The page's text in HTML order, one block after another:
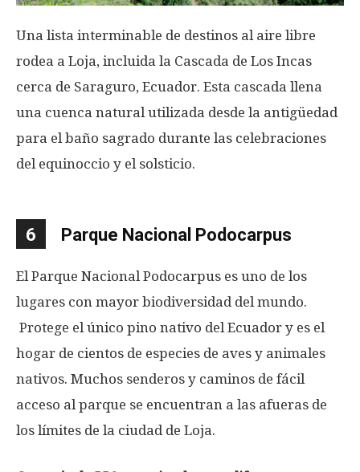
Una lista interminable de destinos al aire libre
rodea a Loja, incluida la Cascada de Los Incas
cerca de Saraguro, Ecuador. Esta cascada llena
una cuenca natural utilizada desde la antigüedad
para el baño sagrado durante las celebraciones
del equinoccio y el solsticio.
6 Parque Nacional Podocarpus
El Parque Nacional Podocarpus es uno de los
lugares con mayor biodiversidad del mundo.
Protege el único pino nativo del Ecuador y es el
hogar de cientos de especies de aves y animales
nativos. Muchos senderos y caminos de fácil
acceso al parque se encuentran a las afueras de
los límites de la ciudad de Loja.